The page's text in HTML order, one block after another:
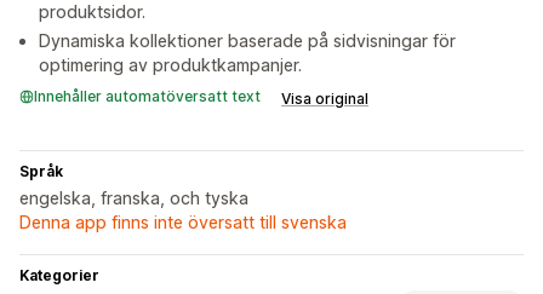
produktsidor.
Dynamiska kollektioner baserade på sidvisningar för
optimering av produktkampanjer.
Innehåller automatöversatt text Visa original
Språk
engelska, franska, och tyska
Denna app finns inte översatt till svenska
Kategorier